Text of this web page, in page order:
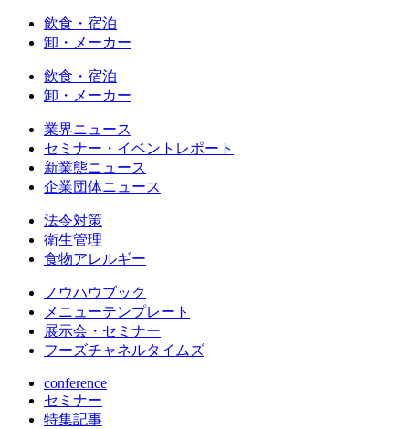
飲食・宿泊
卸・メーカー
飲食・宿泊
卸・メーカー
業界ニュース
セミナー・イベントレポート
新業態ニュース
企業団体ニュース
法令対策
衛生管理
食物アレルギー
ノウハウブック
メニューテンプレート
展示会・セミナー
フーズチャネルタイムズ
conference
セミナー
特集記事